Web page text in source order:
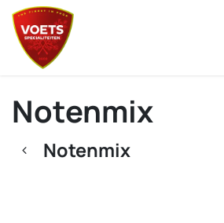
Overslaan naar inhoud
Notenmix
Notenmix